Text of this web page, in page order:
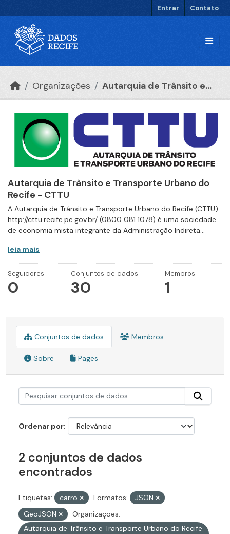
Entrar Contato
Organizações Autarquia de Trânsito e...
Autarquia de Trânsito e Transporte Urbano do
Recife - CTTU
A Autarquia de Trânsito e Transporte Urbano do Recife (CTTU)
http://cttu.recife.pe.gov.br/ (0800 081 1078) é uma sociedade
de economia mista integrante da Administração Indireta...
leia mais
Seguidores
0
Conjuntos de dados
30
Membros
1
Conjuntos de dados Membros
Sobre Pages
Ordenar por
2 conjuntos de dados
encontrados
Etiquetas: carro Formatos:
JSON
GeoJSON
Organizações:
Autarquia de Trânsito e Transporte Urbano do Recife